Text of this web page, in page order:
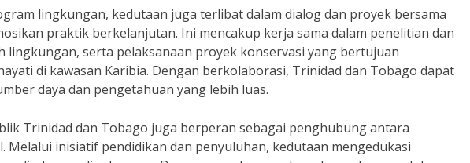
lingkungan, kedutaan juga terlibat dalam dialog dan proyek bersama
praktik berkelanjutan. Ini mencakup kerja sama dalam penelitian dan
lingkungan, serta pelaksanaan proyek konservasi yang bertujuan
di kawasan Karibia. Dengan berkolaborasi, Trinidad dan Tobago dapat
daya dan pengetahuan yang lebih luas.
Trinidad dan Tobago juga berperan sebagai penghubung antara
Melalui inisiatif pendidikan dan penyuluhan, kedutaan mengedukasi